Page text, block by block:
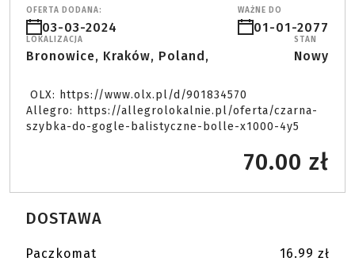
OFERTA DODANA:
03-03-2024
WAŻNE DO
01-01-2077
LOKALIZACJA
Bronowice, Kraków, Poland,
STAN
Nowy
Allegro: https://allegrolokalnie.pl/oferta/czarna-
szybka-do-gogle-balistyczne-bolle-x1000-4y5
70.00 zł
DOSTAWA
Paczkomat 16.99 zł